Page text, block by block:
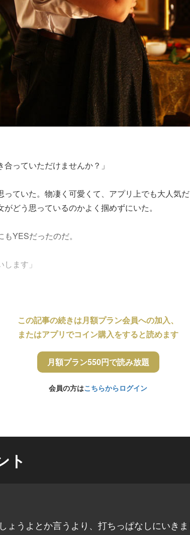
合っていただけませんか？」
っていた。物凄く可愛くて、アプリ上でも大人気
がどう思っているのかよく掴めずにいた。
YESだったのだ。
します」
この記事の続きは月額プラン会員への加入、
またはアプリでコイン購入をすると読めます
月額プラン550円で読み放題
会員の方はこちらからログイン
ト
ょうよとか言うより、打ちっぱなしにいき